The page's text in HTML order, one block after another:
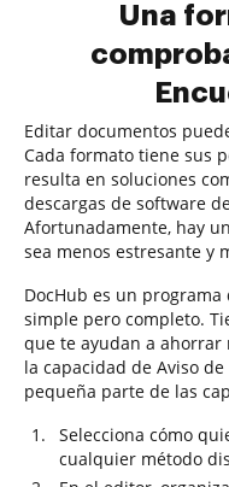
Una
Editar documentos
Cada formato tiene sus
resulta en soluciones
descargas de software
Afortunadamente, hay
sea menos estresante y
DocHub es un
simple pero completo.
que te ayudan a ahorrar
la capacidad de Aviso
pequeña parte de las
Selecciona cómo
cualquier método